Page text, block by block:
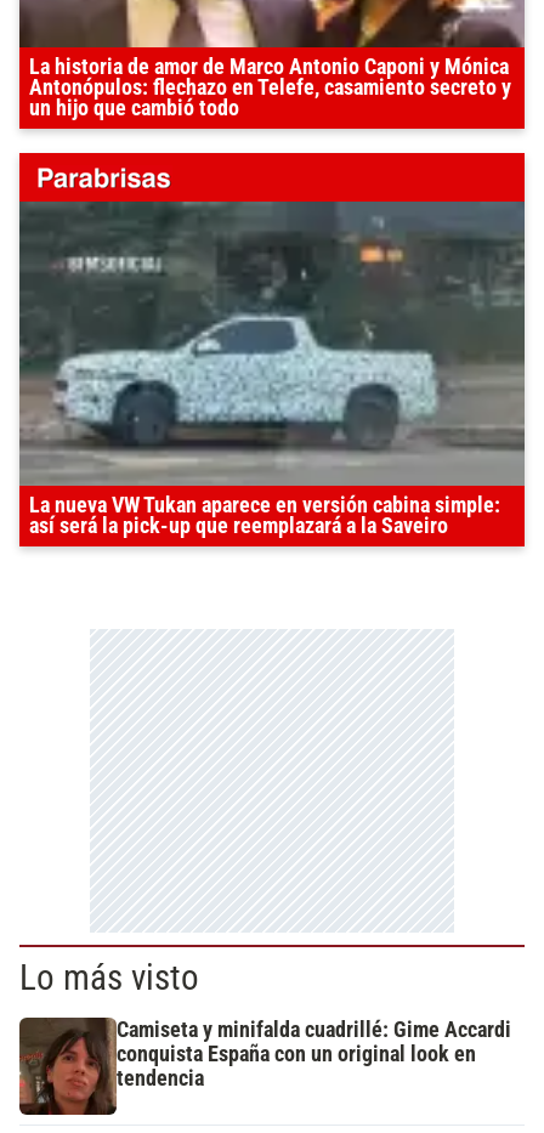
La historia de amor de Marco Antonio Caponi y Mónica
Antonópulos: flechazo en Telefe, casamiento secreto y
un hijo que cambió todo
La nueva VW Tukan aparece en versión cabina simple:
así será la pick-up que reemplazará a la Saveiro
Lo más visto
Camiseta y minifalda cuadrillé: Gime Accardi
conquista España con un original look en
tendencia